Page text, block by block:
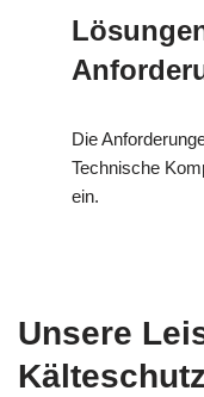
Die
Technische
ein.
Unsere